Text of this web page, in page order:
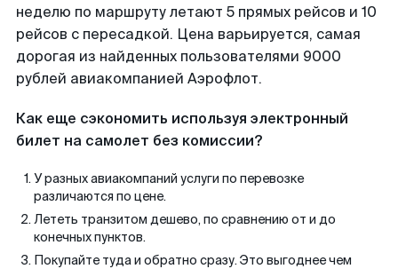
неделю по маршруту летают 5 прямых рейсов и 10
рейсов с пересадкой. Цена варьируется, самая
дорогая из найденных пользователями 9000
рублей авиакомпанией Аэрофлот.
Как еще сэкономить используя электронный
билет на самолет без комиссии?
У разных авиакомпаний услуги по перевозке
различаются по цене.
Лететь транзитом дешево, по сравнению от и до
конечных пунктов.
Покупайте туда и обратно сразу. Это выгоднее чем